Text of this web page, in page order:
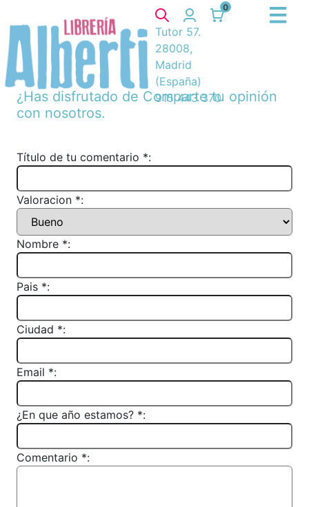
0
Tutor 57.
28008,
Madrid
(España)
915 443 370
¿Has disfrutado de Comparte tu opinión
con nosotros.
Título de tu comentario *:
Valoracion *:
Nombre *:
Pais *:
Ciudad *:
Email *:
¿En que año estamos? *:
Comentario *: